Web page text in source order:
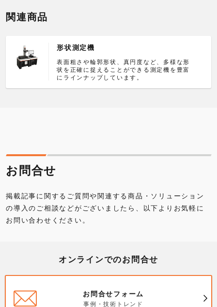
関連商品
形状測定機
表面粗さや輪郭形状、真円度など、多様な形
状を正確に捉えることができる測定機を豊富
にラインナップしています。
お問合せ
掲載記事に関するご質問や関連する商品・ソリューション
の導入のご相談などがございましたら、以下よりお気軽に
お問い合わせください。
オンラインでのお問合せ
お問合せフォーム
事例・技術トレンド